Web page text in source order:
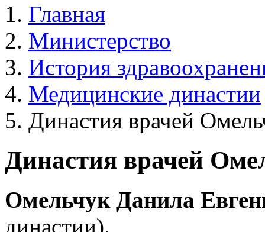
Главная
Министерство
История
Медицинские династии
Династия врачей
Династия врачей
Омельчук Данила
династии).